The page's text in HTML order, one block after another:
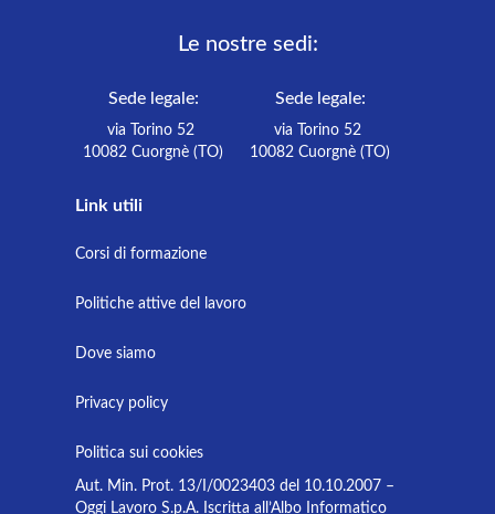
Le nostre sedi:
Sede legale:
via Torino 52
10082 Cuorgnè (TO)
Sede legale:
via Torino 52
10082 Cuorgnè (TO)
Link utili
Corsi di formazione
Politiche attive del lavoro
Dove siamo
Privacy policy
Politica sui cookies
Aut. Min. Prot. 13/I/0023403 del 10.10.2007 –
Oggi Lavoro S.p.A. Iscritta all’Albo Informatico